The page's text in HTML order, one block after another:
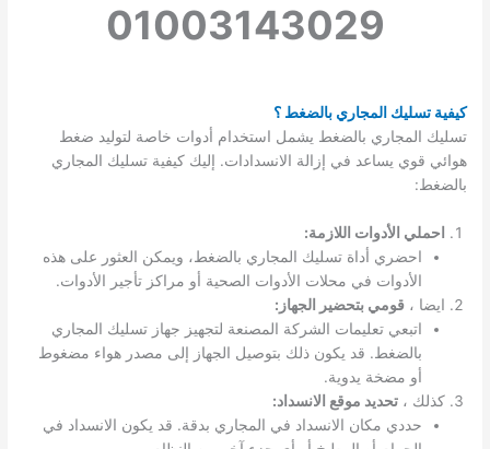
01003143029
كيفية تسليك المجاري بالضغط ؟
تسليك المجاري بالضغط يشمل استخدام أدوات خاصة لتوليد ضغط
هوائي قوي يساعد في إزالة الانسدادات. إليك كيفية تسليك المجاري
بالضغط:
احملي الأدوات اللازمة:
احضري أداة تسليك المجاري بالضغط، ويمكن العثور على هذه
الأدوات في محلات الأدوات الصحية أو مراكز تأجير الأدوات.
ايضا ،قومي بتحضير الجهاز:
اتبعي تعليمات الشركة المصنعة لتجهيز جهاز تسليك المجاري
بالضغط. قد يكون ذلك بتوصيل الجهاز إلى مصدر هواء مضغوط
أو مضخة يدوية.
كذلك ،تحديد موقع الانسداد:
حددي مكان الانسداد في المجاري بدقة. قد يكون الانسداد في